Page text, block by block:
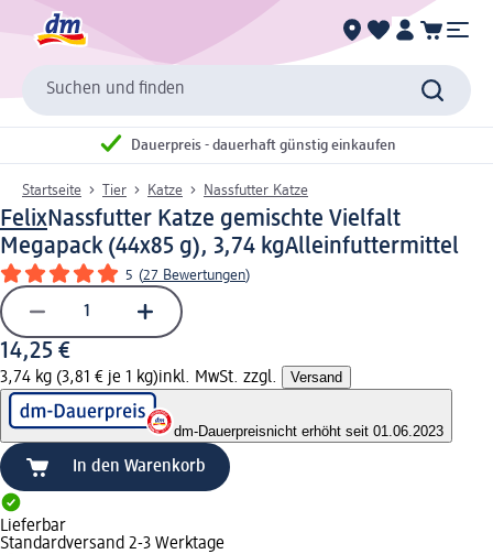
Suchen und finden
Dauerpreis - dauerhaft günstig einkaufen
Startseite Tier Katze Nassfutter Katze
FelixNassfutter Katze gemischte Vielfalt
Megapack (44x85 g), 3,74 kgAlleinfuttermittel
5 (27 Bewertungen)
14,25 €
3,74 kg (3,81 € je 1 kg)inkl. MwSt. zzgl. Versand
dm-Dauerpreisnicht erhöht seit 01.06.2023
In den Warenkorb
Lieferbar
Standardversand 2-3 Werktage